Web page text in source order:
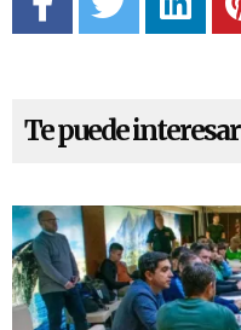
Te puede interesar